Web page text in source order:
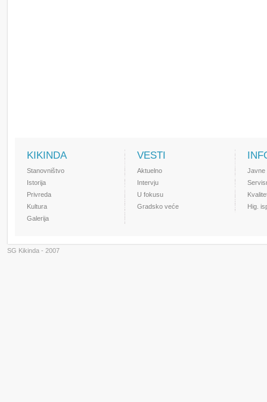
KIKINDA
Stanovništvo
Istorija
Privreda
Kultura
Galerija
VESTI
Aktuelno
Intervju
U fokusu
Gradsko veće
Javne
Hig.
SG Kikinda - 2007